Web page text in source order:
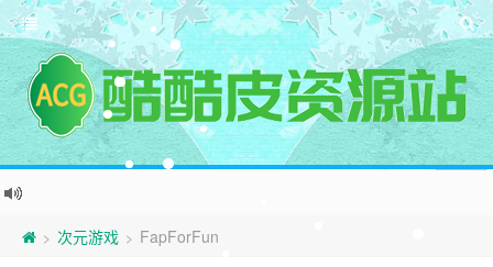
> 次元游戏 > FapForFun